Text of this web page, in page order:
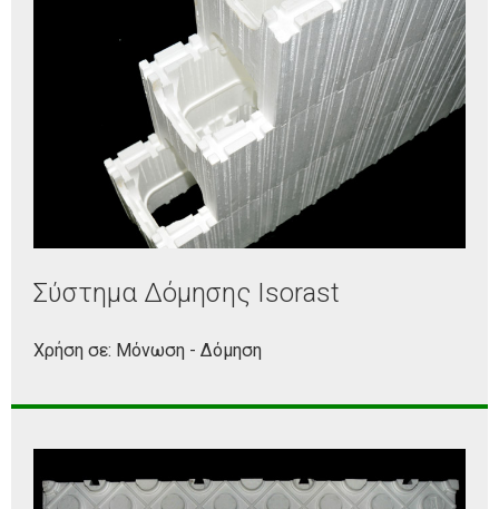
Σύστημα Δόμησης Isorast
Χρήση σε: Μόνωση - Δόμηση